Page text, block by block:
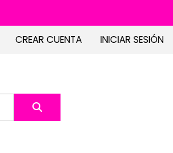
CREAR CUENTA INICIAR SESIÓN